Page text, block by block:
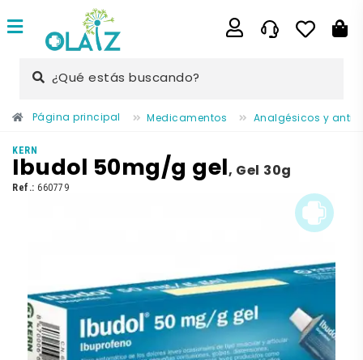
¿Qué estás buscando?
Página principal Medicamentos Analgésicos y
KERN
Ibudol 50mg/g gel, Gel 30g
Ref.: 660779